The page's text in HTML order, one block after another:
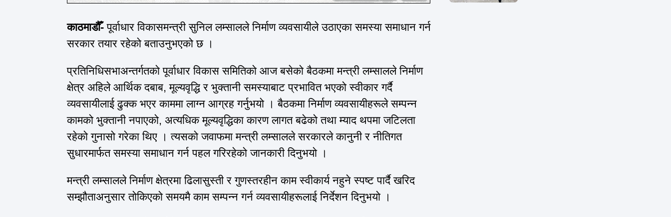
काठमाडौँ- पूर्वाधार विकासमन्त्री सुनिल लम्सालले निर्माण व्यवसायीले उठाएका समस्या समाधानगर्न
सरकार तयार रहेको बताउनुभएको छ ।
प्रतिनिधिसभाअन्तर्गतकोपूर्वाधार विकास समितिको आज बसेको बैठकमा मन्त्री लम्सालले निर्माण
क्षेत्र अहिले आर्थिक दबाब,मूल्यवृद्धिर भुक्तानीसमस्याबाटप्रभावित भएको स्वीकार गर्दै
व्यवसायीलाई ढुक्क भएर काममा लाग्न आग्रह गर्नुभयो । बैठकमा निर्माणव्यवसायीहरूलेसम्पन्न
कामको भुक्तानी नपाएको, अत्यधिक मूल्यवृद्धिकाकारण लागत बढेको तथा म्याद थपमा जटिलता
रहेको गुनासो गरेका थिए । त्यसकोजवाफमामन्त्री लम्सालले सरकारले कानुनी रनीतिगत
सुधारमार्फत समस्या समाधान गर्न पहल गरिरहेको जानकारी दिनुभयो ।
मन्त्री लम्सालले निर्माण क्षेत्रमाढिलासुस्तीरगुणस्तरहीनकाम स्वीकार्य नहुने स्पष्ट पार्दै खरिद
सम्झौताअनुसार तोकिएको समयमै काम सम्पन्न गर्न व्यवसायीहरूलाई निर्देशन दिनुभयो ।